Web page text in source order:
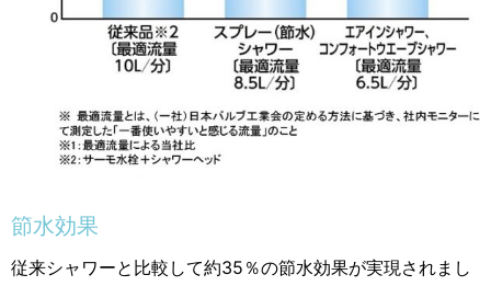
節水効果
従来シャワーと比較して約35％の節水効果が実現されまし